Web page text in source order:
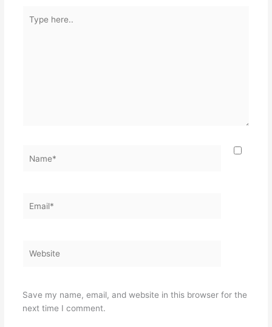
here..
Save my name, email, and website in this browser for the
next time I comment.